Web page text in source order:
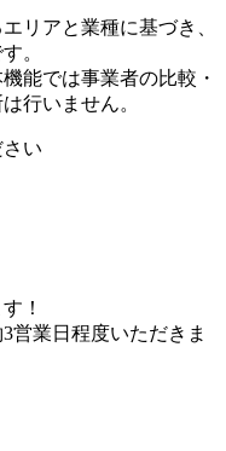
リアと業種に基づき、
。
能では事業者の比較・
行いません。
い
！
営業日程度いただきま